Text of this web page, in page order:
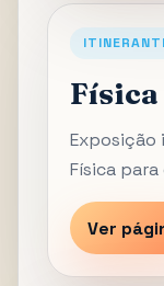
Exposição
Física
Ver